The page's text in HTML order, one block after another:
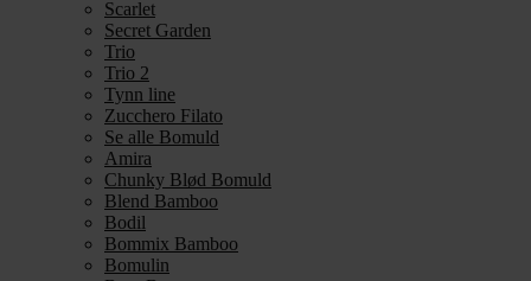
Scarlet
Secret Garden
Trio
Trio 2
Tynn line
Zucchero Filato
Se alle Bomuld
Amira
Chunky Blød Bomuld
Blend Bamboo
Bodil
Bommix Bamboo
Bomulin